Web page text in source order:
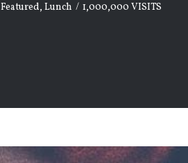
Featured, Lunch / 1,000,000 VISITS